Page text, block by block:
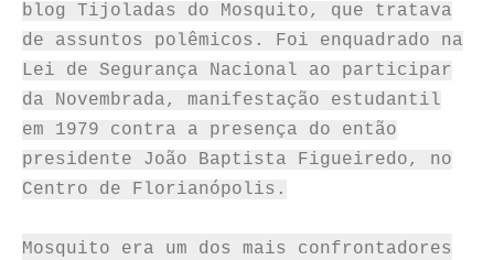
blog Tijoladas do Mosquito, que tratava
de assuntos polêmicos. Foi enquadrado na
Lei de Segurança Nacional ao participar
da Novembrada, manifestação estudantil
em 1979 contra a presença do então
presidente João Baptista Figueiredo, no
Centro de Florianópolis.
Mosquito era um dos mais confrontadores